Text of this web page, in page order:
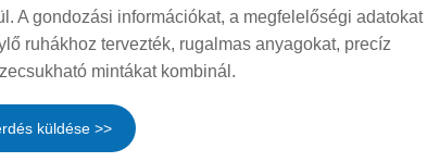
A gondozási információkat, a megfelelőségi adatokat
ruhákhoz tervezték, rugalmas anyagokat, precíz
mintákat kombinál.
küldése >>